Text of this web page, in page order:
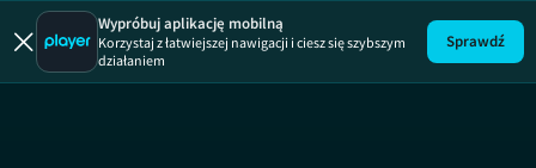
Słodka
Wypróbuj aplikację mobilną
Korzystaj z łatwiejszej nawigacji i ciesz się szybszym
działaniem
Sprawdź